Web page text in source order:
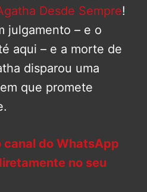
Desde Sempre!
julgamento – e o
aqui – e a morte de
disparou uma
que promete
canal do WhatsApp
no seu